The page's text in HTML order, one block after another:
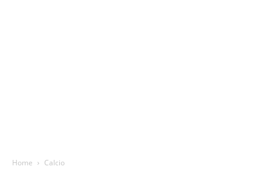
Home Calcio